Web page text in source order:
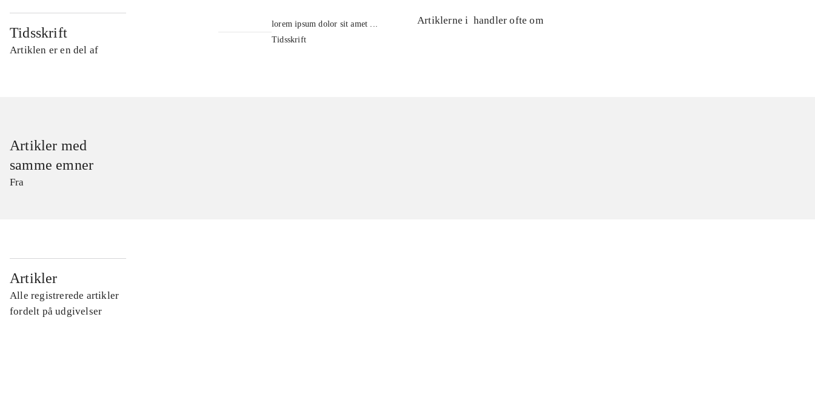
Tidsskrift
Artiklen er en del af
lorem ipsum dolor sit amet ...
Tidsskrift
Artiklerne i handler ofte om
Artikler med
samme emner
Fra
Artikler
Alle registrerede artikler
fordelt på udgivelser